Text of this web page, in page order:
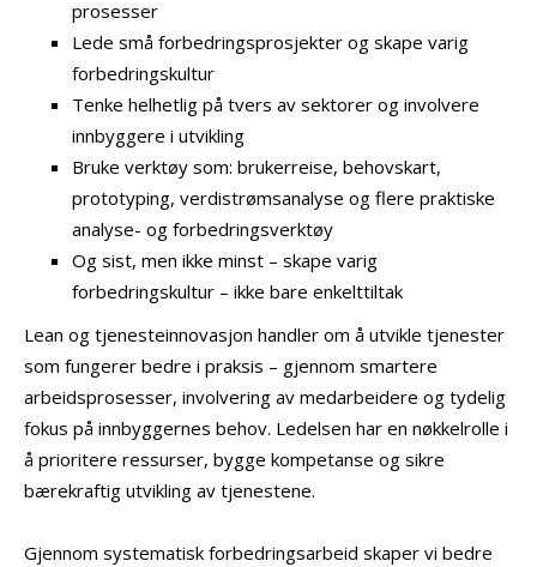
prosesser
Lede små forbedringsprosjekter og skape varig
forbedringskultur
Tenke helhetlig på tvers av sektorer og involvere
innbyggere i utvikling
Bruke verktøy som: brukerreise, behovskart,
prototyping, verdistrømsanalyse og flere praktiske
analyse- og forbedringsverktøy
Og sist, men ikke minst – skape varig
forbedringskultur – ikke bare enkelttiltak
Lean og tjenesteinnovasjon handler om å utvikle tjenester
som fungerer bedre i praksis – gjennom smartere
arbeidsprosesser, involvering av medarbeidere og tydelig
fokus på innbyggernes behov. Ledelsen har en nøkkelrolle i
å prioritere ressurser, bygge kompetanse og sikre
bærekraftig utvikling av tjenestene.
Gjennom systematisk forbedringsarbeid skaper vi bedre